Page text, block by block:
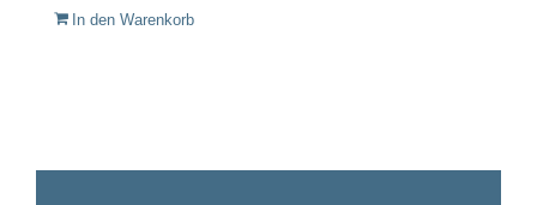
In den Warenkorb